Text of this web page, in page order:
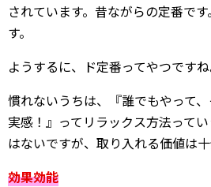
されています。昔ながらの定番で
す。
ようするに、ド定番ってやつですね
慣れないうちは、『誰でもやって
実感！』ってリラックス方法って
はないですが、取り入れる価値は十
効果効能